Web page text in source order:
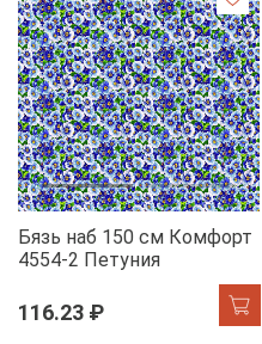
Бязь наб 150 см Комфорт
4554-2 Петуния
116.23 ₽